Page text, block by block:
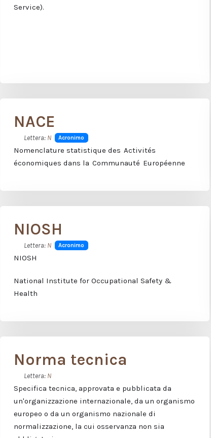
Service).
NACE
Lettera: N Acronimo
Nomenclature statistique des Activités
économiques dans la Communauté Européenne
NIOSH
Lettera: N Acronimo
NIOSH
National Institute for Occupational Safety &
Health
Norma tecnica
Lettera: N
Specifica tecnica, approvata e pubblicata da
un'organizzazione internazionale, da un organismo
europeo o da un organismo nazionale di
normalizzazione, la cui osservanza non sia